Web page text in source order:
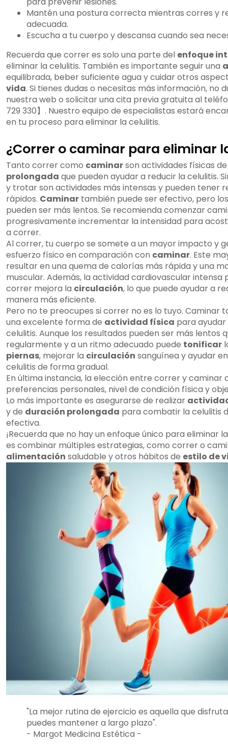
Mantén una postura correcta mientras corres y
adecuada.
Escucha a tu cuerpo y descansa cuando sea
Recuerda que correr es solo una parte del enfoque
eliminar la celulitis. También es importante seguir una
equilibrada, beber suficiente agua y cuidar otros
vida. Si tienes dudas o necesitas más información, no
nuestra web o solicitar una cita previa gratuita al
729 330】. Nuestro equipo de especialistas estará
en tu proceso para eliminar la celulitis.
¿Correr o caminar para eliminar
Tanto correr como caminarson actividades físicas
prolongada que pueden ayudar a reducir la celulitis.
y trotar son actividades más intensas y pueden tener
rápidos. Caminar también puede ser efectivo, pero
pueden ser más lentos. Se recomienda comenzar
progresivamente incrementar la intensidad para
a correr.
Al correr, tu cuerpo se somete a un mayor impacto y
esfuerzo físico en comparación con caminar. Este
resultar en una quema de calorías más rápida y una
muscular. Además, la actividad cardiovascular intensa
correr mejora la circulación, lo que puede ayudar a
manera más eficiente.
Pero no te preocupes si correr no es lo tuyo. Caminar
una excelente forma de actividad física para
celulitis. Aunque los resultados pueden ser más lentos
regularmente y a un ritmo adecuado puede tonificar
piernas, mejorar la circulación sanguínea y ayudar
celulitis de forma gradual.
En última instancia, la elección entre correr y caminar
preferencias personales, nivel de condición física y
Lo más importante es asegurarse de realizar
y de duración prolongada para combatir la celulitis
efectiva.
¡Recuerda que no hay un enfoque único para eliminar
es combinar múltiples estrategias, como correr o
alimentación saludable y otros hábitos de estilo de
"La mejor rutina de ejercicio es aquella que
puedes mantener a largo plazo".
- Margot Medicina Estética -